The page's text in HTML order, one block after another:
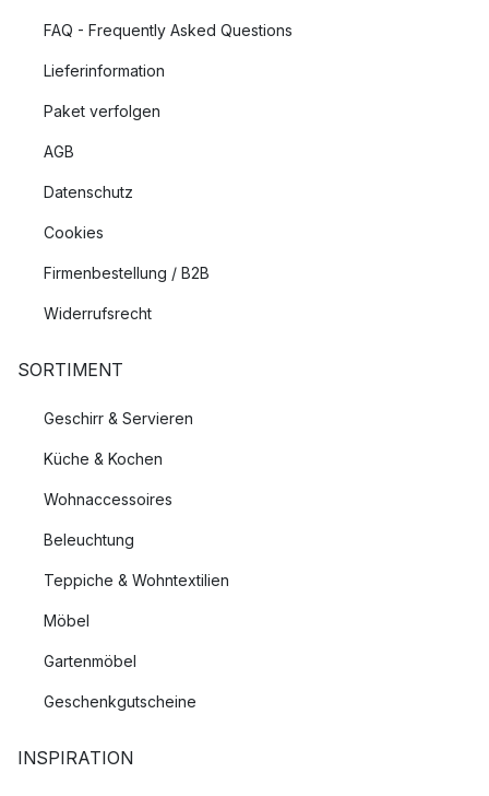
FAQ - Frequently Asked Questions
Lieferinformation
Paket verfolgen
AGB
Datenschutz
Cookies
Firmenbestellung / B2B
Widerrufsrecht
SORTIMENT
Geschirr & Servieren
Küche & Kochen
Wohnaccessoires
Beleuchtung
Teppiche & Wohntextilien
Möbel
Gartenmöbel
Geschenkgutscheine
INSPIRATION